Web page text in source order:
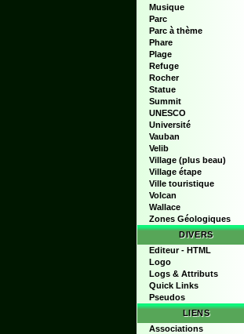
Musique
Parc
Parc à thème
Phare
Plage
Refuge
Rocher
Statue
Summit
UNESCO
Université
Vauban
Velib
Village (plus beau)
Village étape
Ville touristique
Volcan
Wallace
Zones Géologiques
DIVERS
Editeur - HTML
Logo
Logs & Attributs
Quick Links
Pseudos
LIENS
Associations